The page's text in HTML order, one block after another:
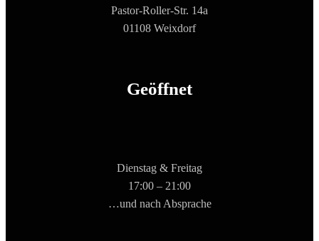
Pastor-Roller-Str. 14a
01108 Weixdorf
Geöffnet
Dienstag & Freitag
17:00 – 21:00
…und nach Absprache